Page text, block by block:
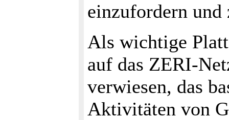
einzufordern und
Als wichtige
auf das ZERI-
verwiesen, das
Aktivitäten von